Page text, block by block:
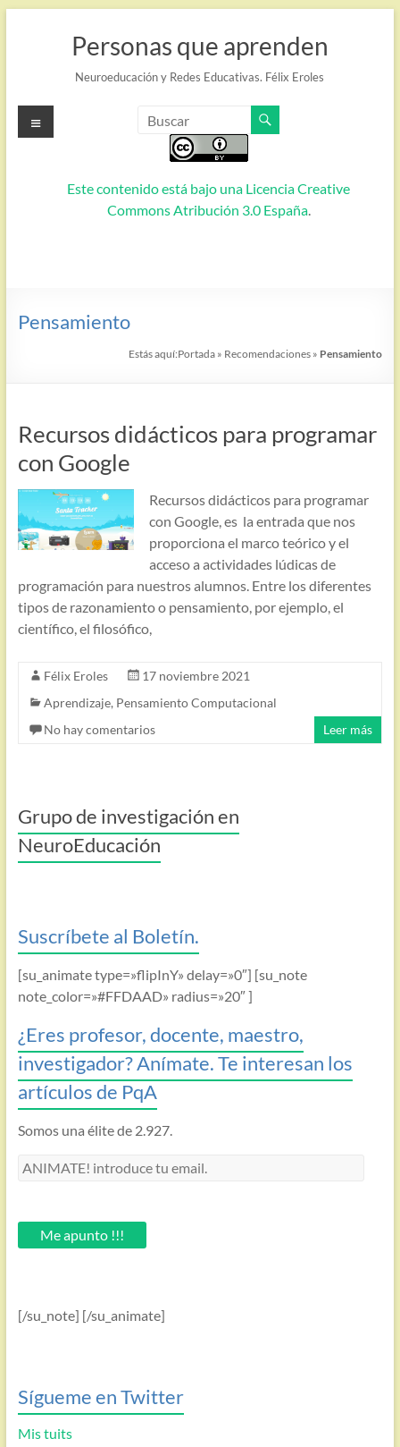
Personas que aprenden
Neuroeducación y Redes Educativas. Félix Eroles
Este contenido está bajo una Licencia Creative
Commons Atribución 3.0 España.
Menú
Pensamiento
Estás aquí:Portada » Recomendaciones » Pensamiento
Recursos didácticos para programar
con Google
Recursos didácticos para programar
con Google, es la entrada que nos
proporciona el marco teórico y el
acceso a actividades lúdicas de
programación para nuestros alumnos. Entre los diferentes
tipos de razonamiento o pensamiento, por ejemplo, el
científico, el filosófico,
Félix Eroles
17 noviembre 2021
Aprendizaje, Pensamiento Computacional
No hay comentarios
Leer más
Grupo de investigación en
NeuroEducación
Suscríbete al Boletín.
[su_animate type=»flipInY» delay=»0″] [su_note
note_color=»#FFDAAD» radius=»20″ ]
¿Eres profesor, docente, maestro,
investigador? Anímate. Te interesan los
artículos de PqA
Somos una élite de 2.927.
ANIMATE!
email.Me apunto !!!
[/su_note] [/su_animate]
Sígueme en Twitter
Mis tuits